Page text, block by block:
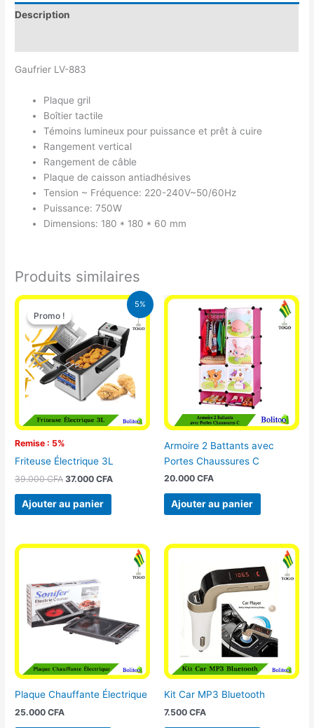
Description
Gaufrier LV-883
Plaque gril
Boîtier tactile
Témoins lumineux pour puissance et prêt à cuire
Rangement vertical
Rangement de câble
Plaque de caisson antiadhésives
Tension ~ Fréquence: 220-240V~50/60Hz
Puissance: 750W
Dimensions: 180 * 180 * 60 mm
Produits similaires
5%
Promo !
Remise : 5%
Promo !
Friteuse Électrique 3L
39.000CFA
Le
initial
était :
39.000 CFA.
37.000CFA
Le
prix
actuel
est :
37.000 CFA.
Ajouter au panier
Armoire 2 Battants avec
Portes Chaussures C
20.000 CFA
Ajouter au panier
Plaque Chauffante Électrique
25.000CFA
Kit Car MP3 Bluetooth
7.500 CFA